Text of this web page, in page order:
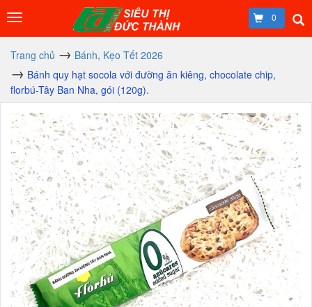
0
Trang chủ
Bánh, Kẹo Tết 2026
Bánh quy hạt socola với đường ăn kiêng, chocolate chip,
florbú-Tây Ban Nha, gói (120g).